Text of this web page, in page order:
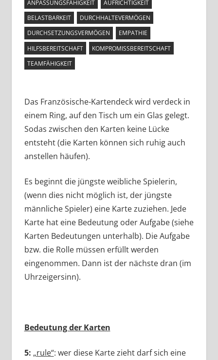
ANPASSUNGSFÄHIGKEIT
AUFRICHTIGKEIT
BELASTBARKEIT
DURCHHALTEVERMÖGEN
DURCHSETZUNGSVERMÖGEN
EMPATHIE
HILFSBEREITSCHAFT
KOMPROMISSBEREITSCHAFT
TEAMFÄHIGKEIT
Das Französische-Kartendeck wird verdeck in
einem Ring, auf den Tisch um ein Glas gelegt.
Sodas zwischen den Karten keine Lücke
entsteht (die Karten können sich ruhig auch
anstellen häufen).
Es beginnt die jüngste weibliche Spielerin,
(wenn dies nicht möglich ist, der jüngste
männliche Spieler) eine Karte zuziehen. Jede
Karte hat eine Bedeutung oder Aufgabe (siehe
Karten Bedeutungen unterhalb). Die Aufgabe
bzw. die Rolle müssen erfüllt werden
eingenommen. Dann ist der nächste dran (im
Uhrzeigersinn).
Bedeutung der Karten
5: „rule“: wer diese Karte zieht darf sich eine